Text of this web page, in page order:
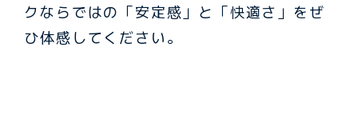
クならではの「安定感」と「快適さ」をぜ
ひ体感してください。